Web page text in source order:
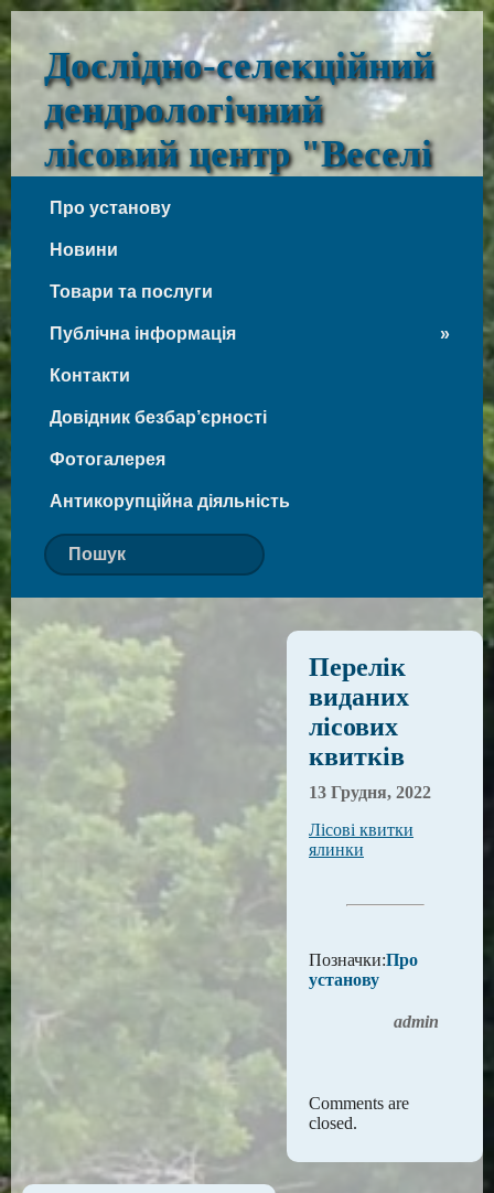
Дослідно-селекційний
дендрологічний
лісовий центр "Веселі
Боковеньки"
Веселі Боковеньки
Про установу
Новини
Товари та послуги
Публічна інформація
Контакти
Довідник безбар’єрності
Фотогалерея
Антикорупційна діяльність
Перелік
виданих
лісових
квитків
13 Грудня, 2022
Лісові квитки
ялинки
Позначки:Про
установу
admin
Comments are
closed.